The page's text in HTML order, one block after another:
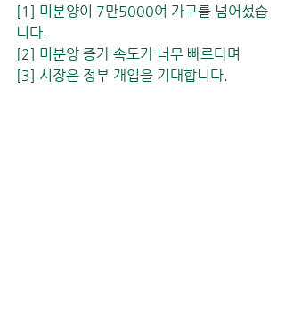
[1] 미분양이 7만5000여 가구를 넘어섰습
니다.
[2] 미분양 증가 속도가 너무 빠르다며
[3] 시장은 정부 개입을 기대합니다.